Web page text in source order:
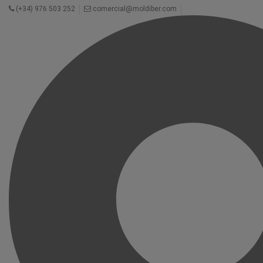
(+34) 976 503 252 comercial@moldiber.com